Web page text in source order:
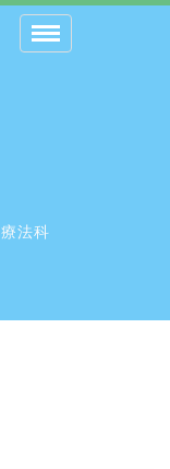
Toggle
navigation
法科